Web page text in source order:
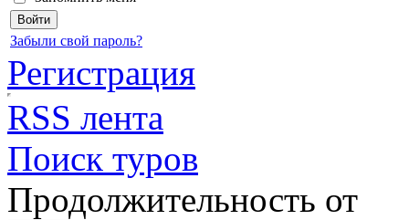
Забыли свой пароль?
Регистрация
RSS лента
Поиск туров
Продолжительность от